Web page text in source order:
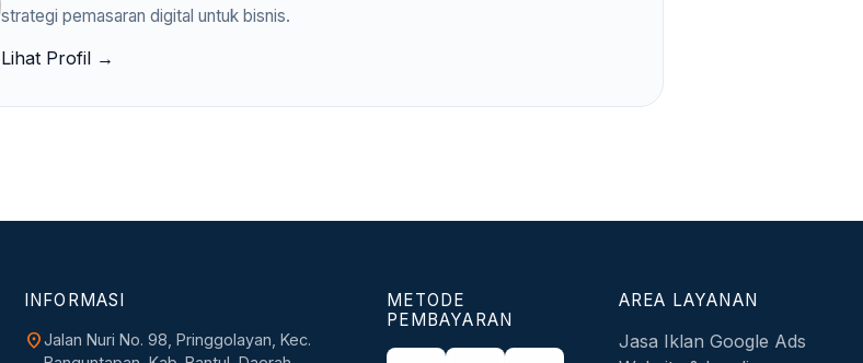
strategi pemasaran digital untuk bisnis.
Lihat Profil →
INFORMASI
location_onJalan Nuri No. 98, Pringgolayan, Kec.
METODE
PEMBAYARAN
AREA LAYANAN
Jasa Iklan Google Ads